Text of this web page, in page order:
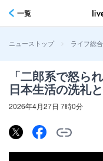
一覧
ニューストップ > ライフ総
「二郎系で怒ら
日本生活の洗礼
2026年4月27日 7時0分